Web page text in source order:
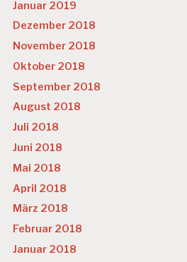
Januar 2019
Dezember 2018
November 2018
Oktober 2018
September 2018
August 2018
Juli 2018
Juni 2018
Mai 2018
April 2018
März 2018
Februar 2018
Januar 2018